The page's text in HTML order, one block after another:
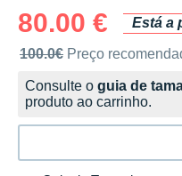
80.00 €
Está a
Preço de venda
100.0€ Preço
Consulte o guia de
produto ao carrinho.